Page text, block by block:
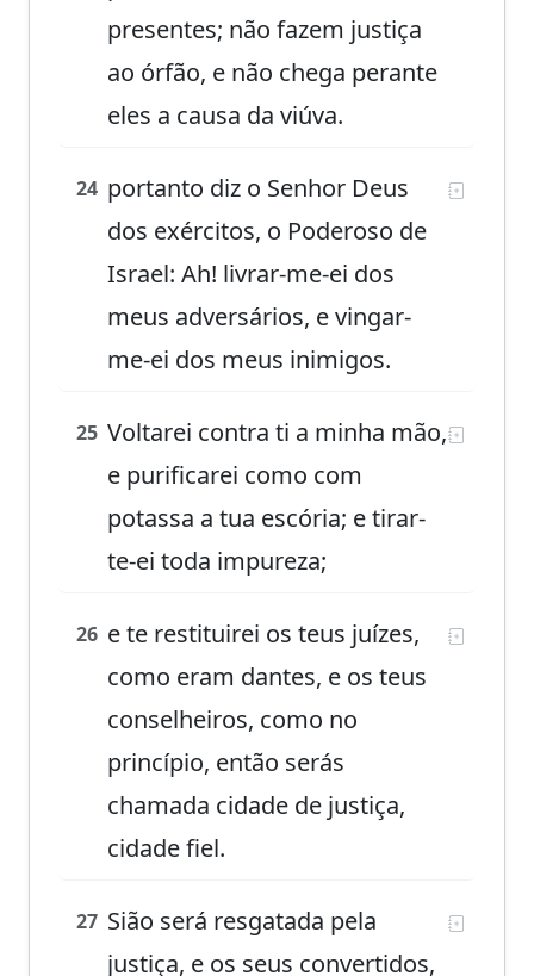
presentes; não fazem justiça
ao órfão, e não chega perante
eles a causa da viúva.
24 portanto diz o Senhor Deus
dos exércitos, o Poderoso de
Israel: Ah! livrar-me-ei dos
meus adversários, e vingar-
me-ei dos meus inimigos.
25 Voltarei contra ti a minha mão,
e purificarei como com
potassa a tua escória; e tirar-
te-ei toda impureza;
26 e te restituirei os teus juízes,
como eram dantes, e os teus
conselheiros, como no
princípio, então serás
chamada cidade de justiça,
cidade fiel.
27 Sião será resgatada pela
justiça, e os seus convertidos,